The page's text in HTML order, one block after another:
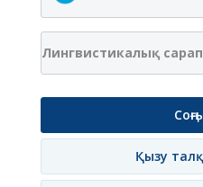
Лингвистикалық
Қызу